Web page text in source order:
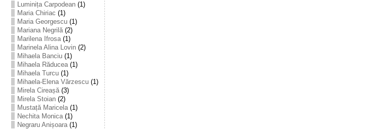
Luminița Carpodean(1)
Maria Chiriac (1)
Maria Georgescu(1)
Mariana Negrilă(2)
Marilena Ifrosa(1)
Marinela Alina Lovin(2)
Mihaela Banciu(1)
Mihaela Răducea(1)
Mihaela Turcu(1)
Mihaela-Elena Vărzescu(1)
Mirela Cireașă(3)
Mirela Stoian(2)
Mustață Maricela(1)
Nechita Monica(1)
Negraru Anișoara(1)